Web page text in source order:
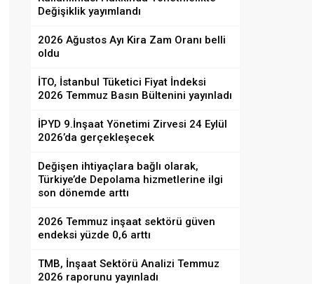
Değişiklik yayımlandı
2026 Ağustos Ayı Kira Zam Oranı belli
oldu
İTO, İstanbul Tüketici Fiyat İndeksi
2026 Temmuz Basın Bültenini yayınladı
İPYD 9.İnşaat Yönetimi Zirvesi 24 Eylül
2026’da gerçekleşecek
Değişen ihtiyaçlara bağlı olarak,
Türkiye’de Depolama hizmetlerine ilgi
son dönemde arttı
2026 Temmuz inşaat sektörü güven
endeksi yüzde 0,6 arttı
TMB, İnşaat Sektörü Analizi Temmuz
2026 raporunu yayınladı